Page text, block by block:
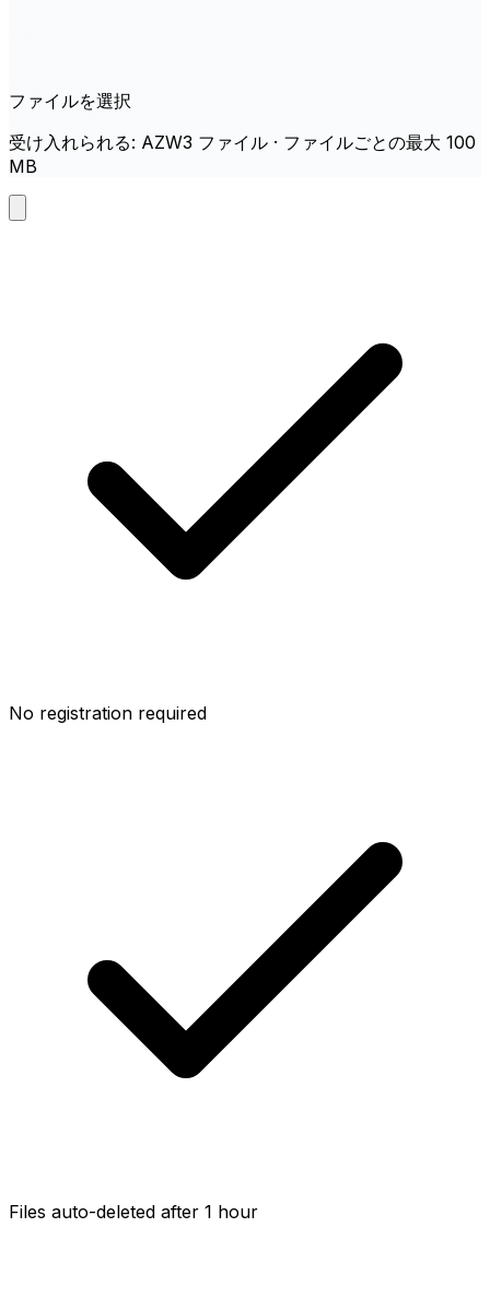
ファイルを選択
受け入れられる: AZW3 ファイル · ファイルごとの最大 100
MB
No registration required
Files auto-deleted after 1 hour